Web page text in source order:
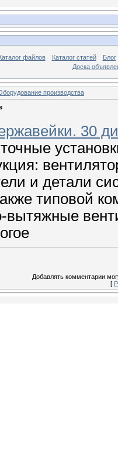
Каталог файлов Каталог статей
Блог
Доска
производства
30
и детали
типовой
вытяжные
Добавлять комментарии
[